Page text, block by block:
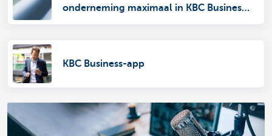
onderneming maximaal in KBC Business
KBC Business-app